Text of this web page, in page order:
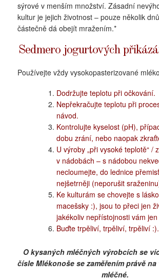
sýrové v menším množství. Zásadní
kultur je jejich životnost – pouze několik
částečně dá obejít mražením.*
Sedmero jogurtových
Používejte vždy vysokopasterizované
Dodržujte teplotu při očkování.
Nepřekračujte teplotu při
návod.
Kontrolujte kyselost (pH),
dobu zrání, nebo naopak
U výroby „při vysoké teplotě“ /
v nádobách – s nádobou
necloumejte, do lednice
nejšetrněji (neporušit
Ke kulturám se chovejte s
macešsky :), jsou to přeci jen
jakékoliv nepřístojnosti vám
Buďte trpěliví, trpěliví, trpěliví :).
O kysaných mléčných výrobcích se
čísle Mlékonoše se zaměřenímprávě na
mléčné.